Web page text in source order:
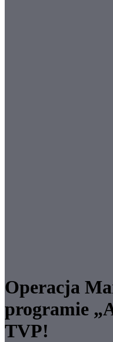
Operacja
programie
TVP!